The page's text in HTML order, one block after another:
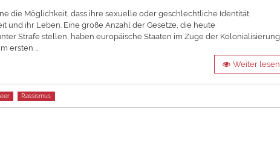
die Möglichkeit, dass ihre sexuelle oder geschlechtliche Identität
ihr Leben. Eine große Anzahl der Gesetze, die heute
Strafe stellen, haben europäische Staaten im Zuge der Kolonialisierung
ersten …
Weiter lesen
Rassismus